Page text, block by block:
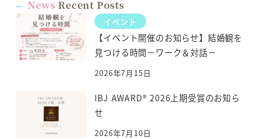
News Recent Posts
イベント
【イベント開催のお知らせ】結婚観を
見つける時間－ワーク＆対話－
2026年7月15日
IBJ AWARD® 2026上期受賞のお知ら
せ
2026年7月10日